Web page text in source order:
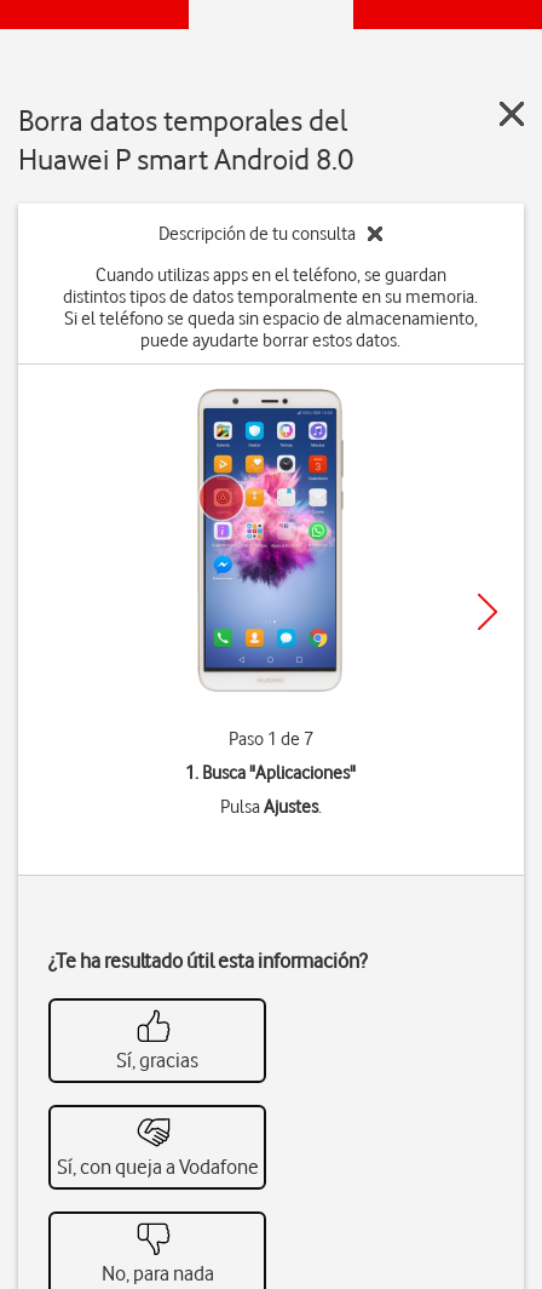
Borra datos temporales del
Huawei P smart Android 8.0
Descripción de tu consulta
Cuando utilizas apps en el teléfono, se guardan
distintos tipos de datos temporalmente en su memoria.
Si el teléfono se queda sin espacio de almacenamiento,
puede ayudarte borrar estos datos.
Paso 1 de 7
1. Busca "Aplicaciones"
PulsaAjustes.
¿Te ha resultado útil esta información?
Sí, gracias
Sí, con queja a Vodafone
No, para nada